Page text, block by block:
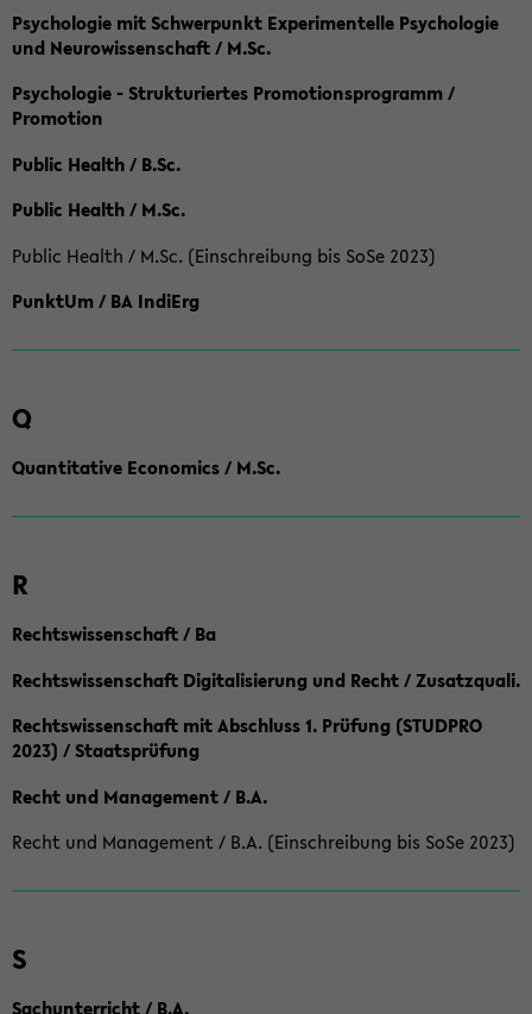
Psychologie mit Schwerpunkt Experimentelle Psychologie
und Neurowissenschaft / M.Sc.
Psychologie - Strukturiertes Promotionsprogramm /
Promotion
Public Health / B.Sc.
Public Health / M.Sc.
Public Health / M.Sc. (Einschreibung bis SoSe 2023)
PunktUm / BA IndiErg
Q
Quantitative Economics / M.Sc.
R
Rechtswissenschaft / Ba
Rechtswissenschaft Digitalisierung und Recht / Zusatzquali.
Rechtswissenschaft mit Abschluss 1. Prüfung (STUDPRO
2023) / Staatsprüfung
Recht und Management / B.A.
Recht und Management / B.A. (Einschreibung bis SoSe 2023)
S
Sachunterricht / B.A.